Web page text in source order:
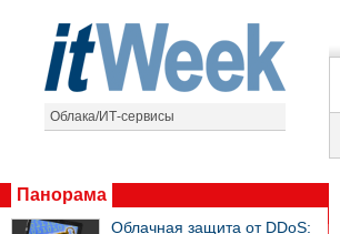
Облака/ИТ-сервисы
Панорама
Облачная защита от DDoS: